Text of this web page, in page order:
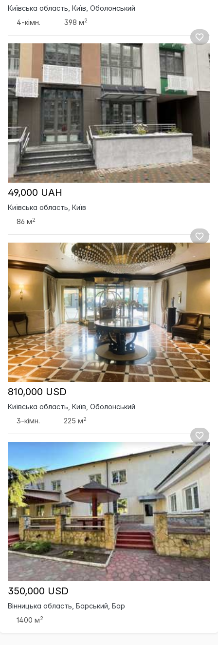
Київська область, Київ, Оболонський
4-кімн.
398 м2
49,000 UAH
Київська область, Київ
86 м2
810,000 USD
Київська область, Київ, Оболонський
3-кімн.
225 м2
350,000 USD
Вінницька область, Барський, Бар
1400 м2